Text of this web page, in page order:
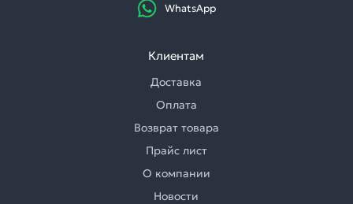
WhatsApp
Клиентам
Доставка
Оплата
Возврат товара
Прайс лист
О компании
Новости